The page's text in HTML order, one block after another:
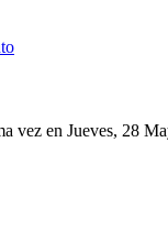
vez en Jueves, 28